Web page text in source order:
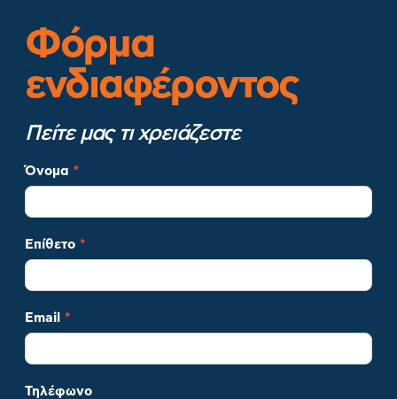
Φόρμα
ενδιαφέροντος
Πείτε μας τι χρειάζεστε
Φόρμα
Ενδιαφέροντος
(leads)
Όνομα *
Επίθετο *
Email *
Τηλέφωνο